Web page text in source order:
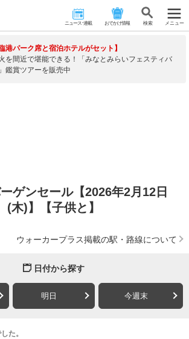
ニュース･連載 おでかけ情報 検 索 メニュー
臨港パーク席と宿泊ホテルがセット】
を間近で堪能できる！「みなとみらいフェスティバ
鑑賞ツアーを販売中
ゲンセール【2026年2月12日
(木)】【子供と】
ウォーカープラス掲載の駅・路線について
日付から探す
明日 今週末
た。